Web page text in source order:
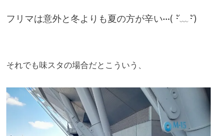
フリマは意外と冬よりも夏の方が辛い···( ･ั﹏･ั)
それでも味スタの場合だとこういう、